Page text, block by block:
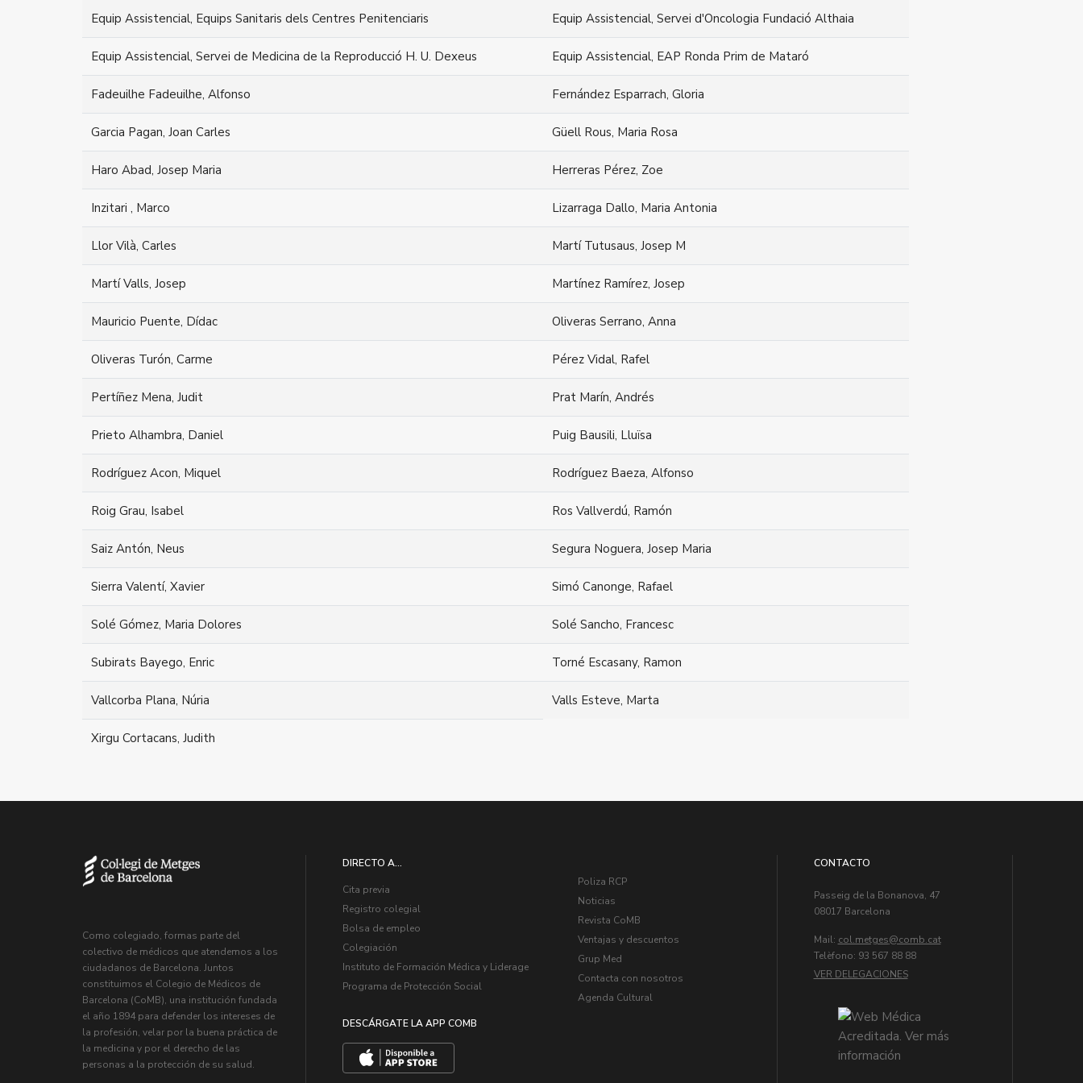
Equip Assistencial, Equips Sanitaris dels Centres Penitenciaris Equip Assistencial, Servei d'Oncologia Fundació Althaia
Equip Assistencial, Servei de Medicina de la Reproducció H. U. Dexeus Equip Assistencial, EAP Ronda Prim de Mataró
Fadeuilhe Fadeuilhe, Alfonso Fernández Esparrach, Gloria
Garcia Pagan, Joan Carles Güell Rous, Maria Rosa
Haro Abad, Josep Maria Herreras Pérez, Zoe
Inzitari , Marco Lizarraga Dallo, Maria Antonia
Llor Vilà, Carles Martí Tutusaus, Josep M
Martí Valls, Josep Martínez Ramírez, Josep
Mauricio Puente, Dídac Oliveras Serrano, Anna
Oliveras Turón, Carme Pérez Vidal, Rafel
Pertíñez Mena, Judit Prat Marín, Andrés
Prieto Alhambra, Daniel Puig Bausili, Lluïsa
Rodríguez Acon, Miquel Rodríguez Baeza, Alfonso
Roig Grau, Isabel Ros Vallverdú, Ramón
Saiz Antón, Neus Segura Noguera, Josep Maria
Sierra Valentí, Xavier Simó Canonge, Rafael
Solé Gómez, Maria Dolores Solé Sancho, Francesc
Subirats Bayego, Enric Torné Escasany, Ramon
Vallcorba Plana, Núria Valls Esteve, Marta
Xirgu Cortacans, Judith
Como colegiado, formas parte del
colectivo de médicos que atendemos a los
ciudadanos de Barcelona. Juntos
constituimos el Colegio de Médicos de
Barcelona (CoMB), una institución fundada
el año 1894 para defender los intereses de
la profesión, velar por la buena práctica de
la medicina y por el derecho de las
personas a la protección de su salud.
DIRECTO A...
Cita previa
Registro colegial
Bolsa de empleo
Colegiación
Instituto de Formación Médica y Liderage
Programa de Protección Social
DESCÁRGATE LA APP COMB
Poliza RCP
Noticias
Revista CoMB
Ventajas y descuentos
Grup Med
Contacta con nosotros
Agenda Cultural
CONTACTO
Passeig de la Bonanova, 47
08017 Barcelona
Mail: col.metges
Telèfono: 93 567 88 88
VER DELEGACIONES